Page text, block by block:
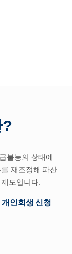
?
불능의 상태에
재조정해 파산
도입니다.
인회생 신청